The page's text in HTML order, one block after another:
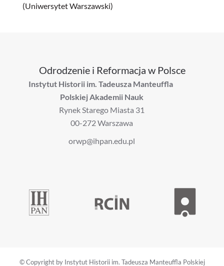
(Uniwersytet Warszawski)
Odrodzenie i Reformacja w Polsce
Instytut Historii im. Tadeusza Manteuffla
Polskiej Akademii Nauk
Rynek Starego Miasta 31
00-272 Warszawa
orwp@ihpan.edu.pl
© Copyright by Instytut Historii im. Tadeusza Manteuffla Polskiej